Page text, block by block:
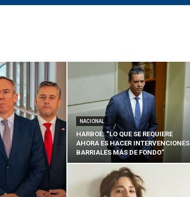
Nación
NACIONAL
HARBOE: “LO QUE SE REQUIERE
AHORA ES HACER INTERVENCIONES
BARRIALES MÁS DE FONDO”